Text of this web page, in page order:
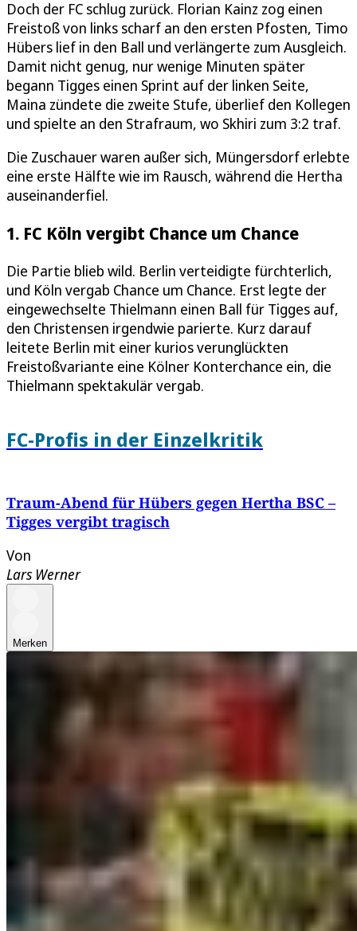
Doch der FC schlug zurück. Florian Kainz zog einen
Freistoß von links scharf an den ersten Pfosten, Timo
Hübers lief in den Ball und verlängerte zum Ausgleich.
Damit nicht genug, nur wenige Minuten später
begann Tigges einen Sprint auf der linken Seite,
Maina zündete die zweite Stufe, überlief den Kollegen
und spielte an den Strafraum, wo Skhiri zum 3:2 traf.
Die Zuschauer waren außer sich, Müngersdorf erlebte
eine erste Hälfte wie im Rausch, während die Hertha
auseinanderfiel.
1. FC Köln vergibt Chance um Chance
Die Partie blieb wild. Berlin verteidigte fürchterlich,
und Köln vergab Chance um Chance. Erst legte der
eingewechselte Thielmann einen Ball für Tigges auf,
den Christensen irgendwie parierte. Kurz darauf
leitete Berlin mit einer kurios verunglückten
Freistoßvariante eine Kölner Konterchance ein, die
Thielmann spektakulär vergab.
FC-Profis in der Einzelkritik
Traum-Abend für Hübers gegen Hertha BSC –
Tigges vergibt tragisch
Von
Lars Werner
Merken